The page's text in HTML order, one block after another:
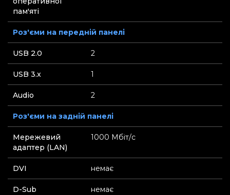
пам'яті
Роз'єми на передній панелі
USB 2.0 2
USB 3.x 1
Audio 2
Роз'єми на задній панелі
Мережевий
адаптер (LAN)
1000 Мбіт/с
DVI немає
D-Sub немає